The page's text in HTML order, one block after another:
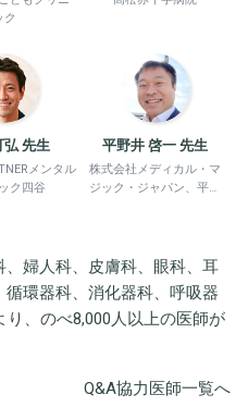
ク
弘 先生
メンタル
ク四谷
平野井 啓一 先生
株式会社メディカル・マ
ジック・ジャパン、平野
婦人科、皮膚科、眼科、耳
環器科、消化器科、呼吸器
、のべ8,000人以上の医師が
Q&A協力医師一覧へ